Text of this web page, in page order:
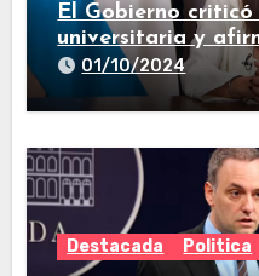
El Gobierno criticó
universitaria y
están todos
01/10/2024
Destacada Politica